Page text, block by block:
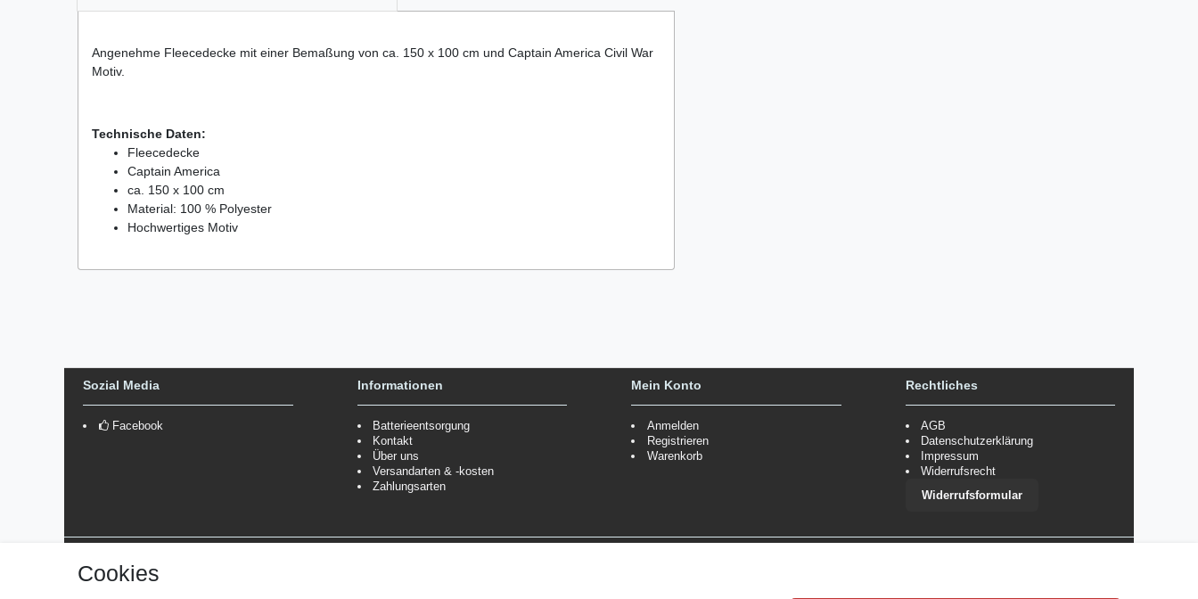
Angenehme Fleecedecke mit einer Bemaßung von ca. 150 x 100 cm und Captain America Civil War
Motiv.
Technische Daten:
Fleecedecke
Captain America
ca. 150 x 100 cm
Material: 100 % Polyester
Hochwertiges Motiv
Sozial Media
Facebook
Informationen
Batterieentsorgung
Kontakt
Über uns
Versandarten & -kosten
Zahlungsarten
Mein Konto
Anmelden
Registrieren
Warenkorb
Rechtliches
AGB
Datenschutzerklärung
Impressum
Widerrufsrecht
Widerrufsformular
*Lieferzeit: 1-3 Werktage / 4-5 Werktage - je nach Artikelgruppe.
Cookies